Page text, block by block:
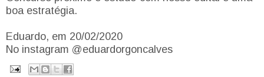
boa estratégia.
Eduardo, em 20/02/2020
No instagram @eduardorgoncalves